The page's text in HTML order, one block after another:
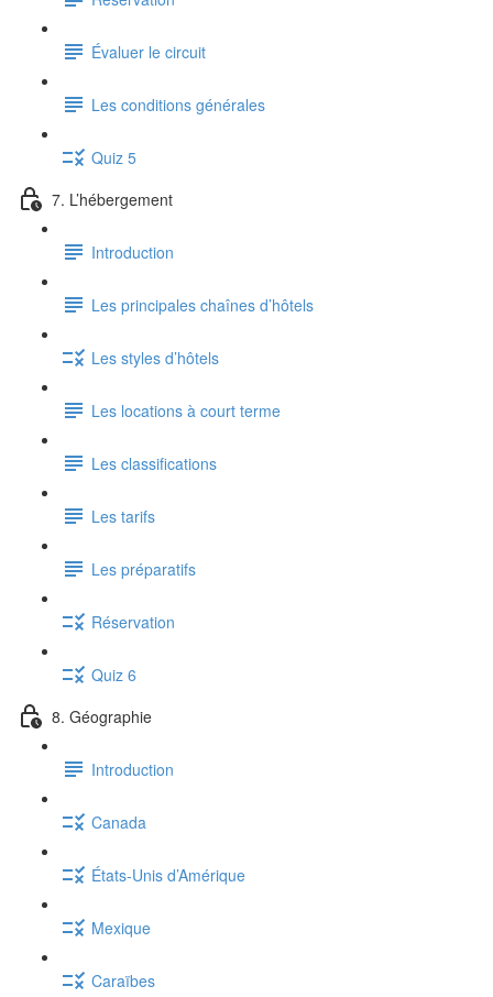
Évaluer le circuit
Les conditions générales
Quiz 5
7. L’hébergement
Introduction
Les principales chaînes d’hôtels
Les styles d’hôtels
Les locations à court terme
Les classifications
Les tarifs
Les préparatifs
Réservation
Quiz 6
8. Géographie
Introduction
Canada
États-Unis d’Amérique
Mexique
Caraïbes